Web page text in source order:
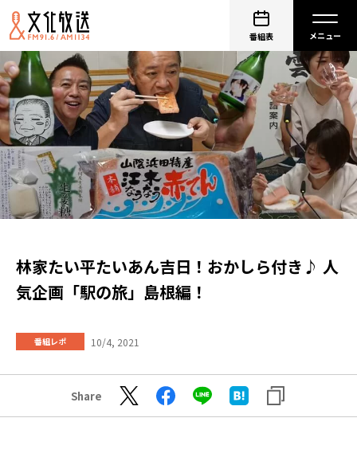
番組表
林家たい平たいあん吉日！おかしら付き♪ 人
気企画「駅の旅」島根編！
番組レポ 10/4, 2021
Share